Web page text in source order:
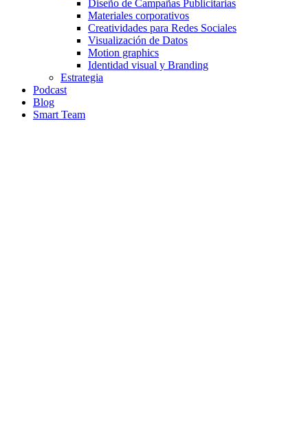
Diseño de Campañas Publicitarias
Materiales corporativos
Creatividades para Redes Sociales
Visualización de Datos
Motion graphics
Identidad visual y Branding
Estrategia
Podcast
Blog
Smart Team